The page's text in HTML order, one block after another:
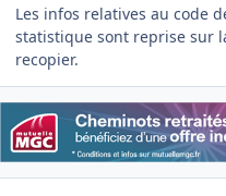
Les infos relatives au code
statistique sont reprise sur
recopier.